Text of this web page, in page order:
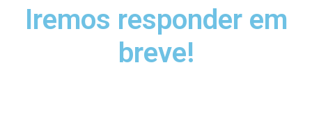
Iremos responder em
breve!